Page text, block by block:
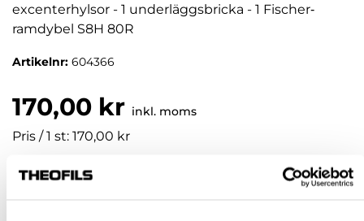
excenterhylsor - 1 underläggsbricka - 1 Fischer‐
ramdybel S8H 80R
Artikelnr: 604366
170,00 kr inkl. moms
Pris / 1 st: 170,00 kr
st